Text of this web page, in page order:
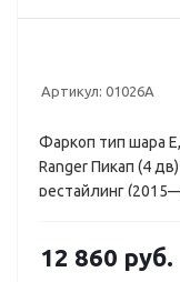
Артикул: 01026A
Фаркоп тип шара
Ranger Пикап (4
рестайлинг
12 860 руб.